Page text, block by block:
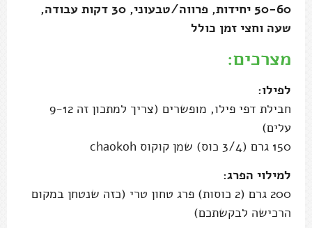
50-60 יחידות, פרווה/טבעוני, 30 דקות עבודה,
שעה וחצי זמן כולל
מצרכים:
לפילו:
חבילת דפי פילו, מופשרים (צריך למתכון זה 9-12
עלים)
150 גרם (3/4 כוס) שמן קוקוס chaokoh
למילוי הפרג:
200 גרם (2 כוסות) פרג טחון טרי (כזה שנטחן במקום
הרכישה לבקשתכם)